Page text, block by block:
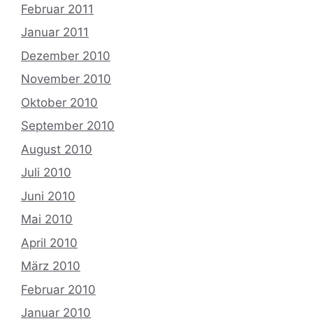
Februar 2011
Januar 2011
Dezember 2010
November 2010
Oktober 2010
September 2010
August 2010
Juli 2010
Juni 2010
Mai 2010
April 2010
März 2010
Februar 2010
Januar 2010